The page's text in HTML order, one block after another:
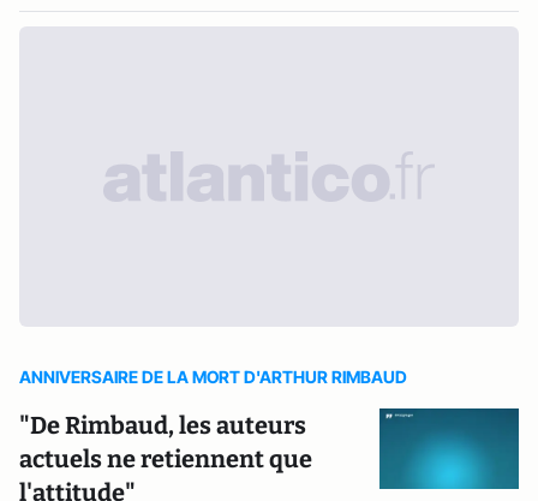
ANNIVERSAIRE DE LA MORT D'ARTHUR RIMBAUD
"De Rimbaud, les auteurs
actuels ne retiennent que
l'attitude"